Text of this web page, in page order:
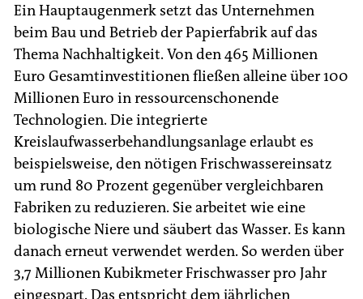
Ein Hauptaugenmerk setzt das Unternehmen
beim Bau und Betrieb der Papierfabrik auf das
Thema Nachhaltigkeit. Von den 465 Millionen
Euro Gesamtinvestitionen fließen alleine über 100
Millionen Euro in ressourcenschonende
Technologien. Die integrierte
Kreislaufwasserbehandlungsanlage erlaubt es
beispielsweise, den nötigen Frischwassereinsatz
um rund 80 Prozent gegenüber vergleichbaren
Fabriken zu reduzieren. Sie arbeitet wie eine
biologische Niere und säubert das Wasser. Es kann
danach erneut verwendet werden. So werden über
3,7 Millionen Kubikmeter Frischwasser pro Jahr